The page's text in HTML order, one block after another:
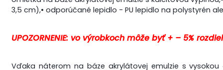
3,5 cm),• odporúčané lepidlo - PU lepidlo na polystyrén
UPOZORNENIE: vo výrobkoch môže byť + – 5%
Vďaka náterom na báze akrylátovej emulzie s